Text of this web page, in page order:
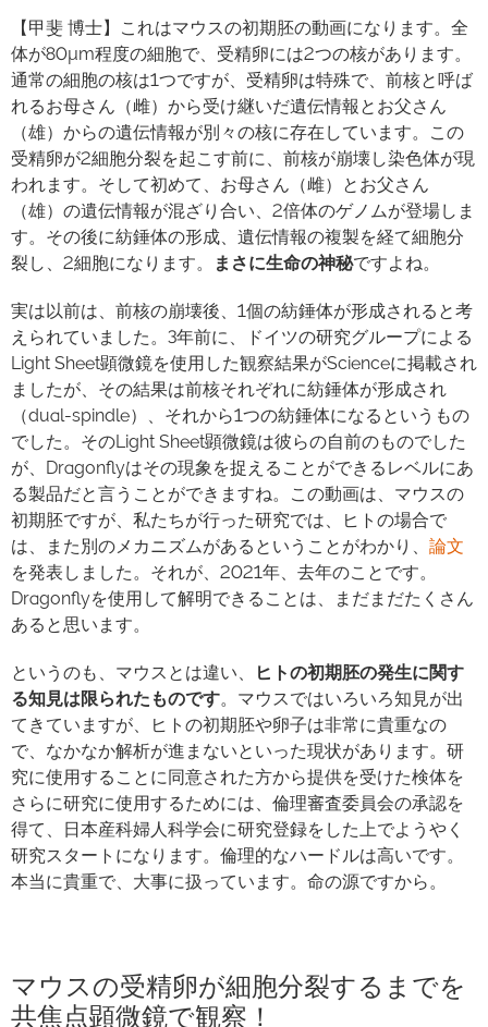
【甲斐 博士】これはマウスの初期胚の動画になります。全
体が80µm程度の細胞で、受精卵には2つの核があります。
通常の細胞の核は1つですが、受精卵は特殊で、前核と呼ば
れるお母さん（雌）から受け継いだ遺伝情報とお父さん
（雄）からの遺伝情報が別々の核に存在しています。この
受精卵が2細胞分裂を起こす前に、前核が崩壊し染色体が現
われます。そして初めて、お母さん（雌）とお父さん
（雄）の遺伝情報が混ざり合い、2倍体のゲノムが登場しま
す。その後に紡錘体の形成、遺伝情報の複製を経て細胞分
裂し、2細胞になります。
まさに生命の神秘ですよね。
実は以前は、前核の崩壊後、1個の紡錘体が形成されると考
えられていました。3年前に、ドイツの研究グループによる
Light Sheet顕微鏡を使用した観察結果がScienceに掲載され
ましたが、その結果は前核それぞれに紡錘体が形成され
（dual-spindle）、それから1つの紡錘体になるというもの
でした。そのLight Sheet顕微鏡は彼らの自前のものでした
が、Dragonflyはその現象を捉えることができるレベルにあ
る製品だと言うことができますね。この動画は、マウスの
初期胚ですが、私たちが行った研究では、ヒトの場合で
は、また別のメカニズムがあるということがわかり、 論文
を発表しました。それが、2021年、去年のことです。
Dragonflyを使用して解明できることは、まだまだたくさん
あると思います。
というのも、マウスとは違い、
ヒトの初期胚の発生に関す
る知見は限られたものです。マウスではいろいろ知見が出
てきていますが、ヒトの初期胚や卵子は非常に貴重なの
で、なかなか解析が進まないといった現状があります。研
究に使用することに同意された方から提供を受けた検体を
さらに研究に使用するためには、倫理審査委員会の承認を
得て、日本産科婦人科学会に研究登録をした上でようやく
研究スタートになります。倫理的なハードルは高いです。
本当に貴重で、大事に扱っています。命の源ですから。
マウスの受精卵が細胞分裂するまでを
共焦点顕微鏡で観察！